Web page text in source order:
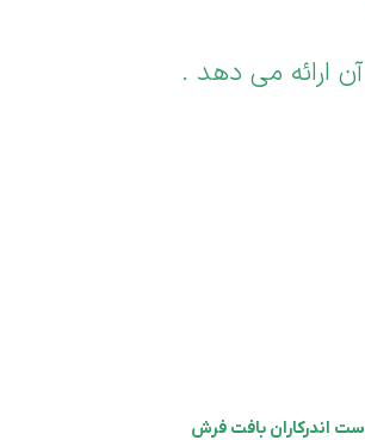
ارائه می دهد .
اندرکاران بافت فرش